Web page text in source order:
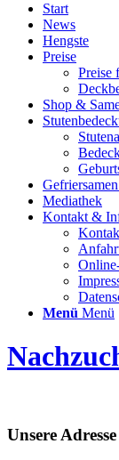
Start
News
Hengste
Preise
Preise
Shop &
Mediathek
Kontakt &
Menü Menü
Unsere Adresse